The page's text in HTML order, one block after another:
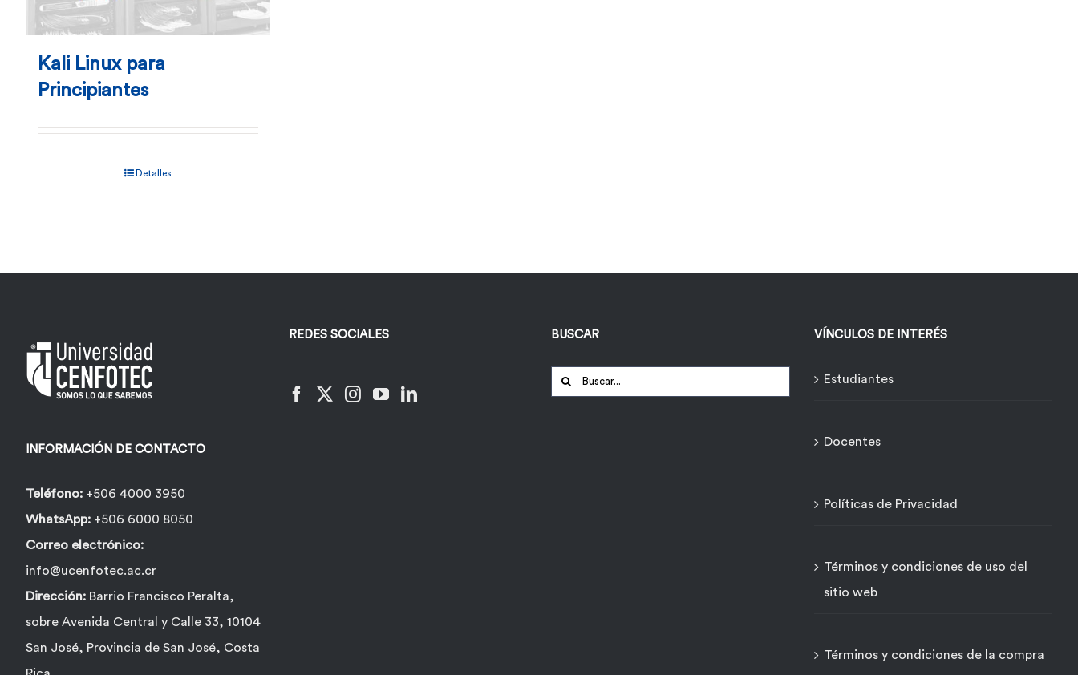
Kali Linux para
Principiantes
Detalles
INFORMACIÓN DE CONTACTO
Teléfono: +506 4000 3950
WhatsApp: +506 6000 8050
Correo electrónico:
info@ucenfotec.ac.cr
Dirección: Barrio Francisco Peralta,
sobre Avenida Central y Calle 33, 10104
San José, Provincia de San José, Costa
REDES SOCIALES BUSCAR
Buscar:
VÍNCULOS DE INTERÉS
Estudiantes
Docentes
Políticas de Privacidad
Términos y condiciones de uso del
sitio web
Términos y condiciones de la compra